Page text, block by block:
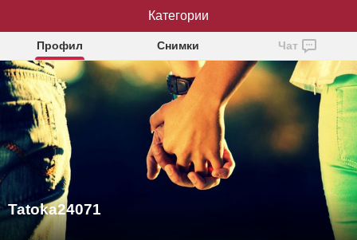
Tatoka24071
Профил Снимки Чат
Tatoka24071
Категории